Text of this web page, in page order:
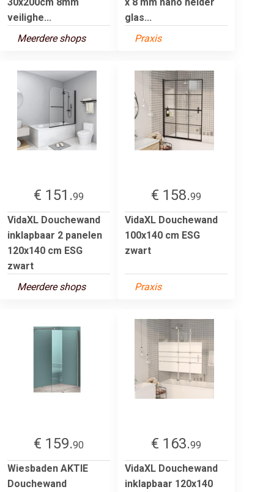
veilighe...
Meerdere shops
glas...
Praxis
€ 151.99
VidaXL Douchewand
inklapbaar 2 panelen
120x140 cm ESG
zwart
Meerdere shops
€ 158.99
VidaXL Douchewand
100x140 cm ESG
zwart
Praxis
€ 159.90
Wiesbaden AKTIE
Douchewand
€ 163.99
VidaXL Douchewand
inklapbaar 120x140